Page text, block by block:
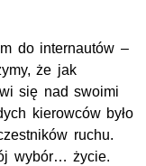
do internautów –
że jak
się nad swoimi
kierowców było
ruchu.
wybór… życie.